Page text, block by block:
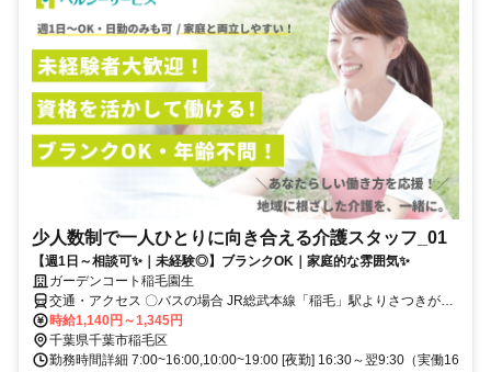
少人数制で一人ひとりに向き合える介護スタッフ_01
【週1日～相談可✨｜未経験◎】ブランクOK｜家庭的な雰囲気✨
ガーデンコート稲毛園生
交通・アクセス 〇バスの場合 JR総武本線「稲毛」駅よりさつきが丘
団地行きバスに乗車、「園生」バス停下車、徒歩5分 〇徒歩の場合 千
葉都市モノレール「穴川」駅下車 徒歩10分 〇車通勤可・バイク通勤
可(駐車場完備) ※営業所によって異なります。気になる際は遠慮なく
時給1,140円～1,345円
千葉県千葉市稲毛区
勤務時間詳細 7:00~16:00,10:00~19:00 [夜勤] 16:30～翌9:30（実働16